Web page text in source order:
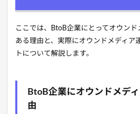
ここでは、BtoB企業にとってオウンド
ある理由と、実際にオウンドメディア
トについて解説します。
BtoB企業にオウンドメデ
由